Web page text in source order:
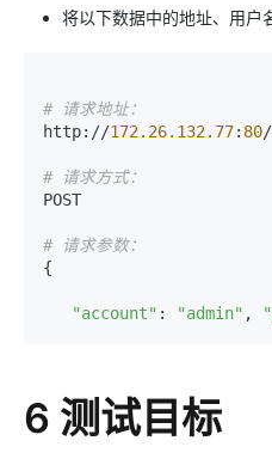
将以下数据中的地址、用户
# 请求地址：
http://172.26.132.77: 80
# 请求方式：
POST
# 请求参数：
{
"account" : "admin" ,
6 测试目标